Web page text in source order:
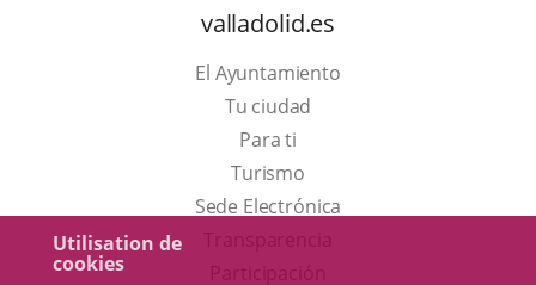
Utilisation de
cookies
valladolid.es
El Ayuntamiento
Tu ciudad
Para ti
TurismoEste
enlace
Sede Electrónica